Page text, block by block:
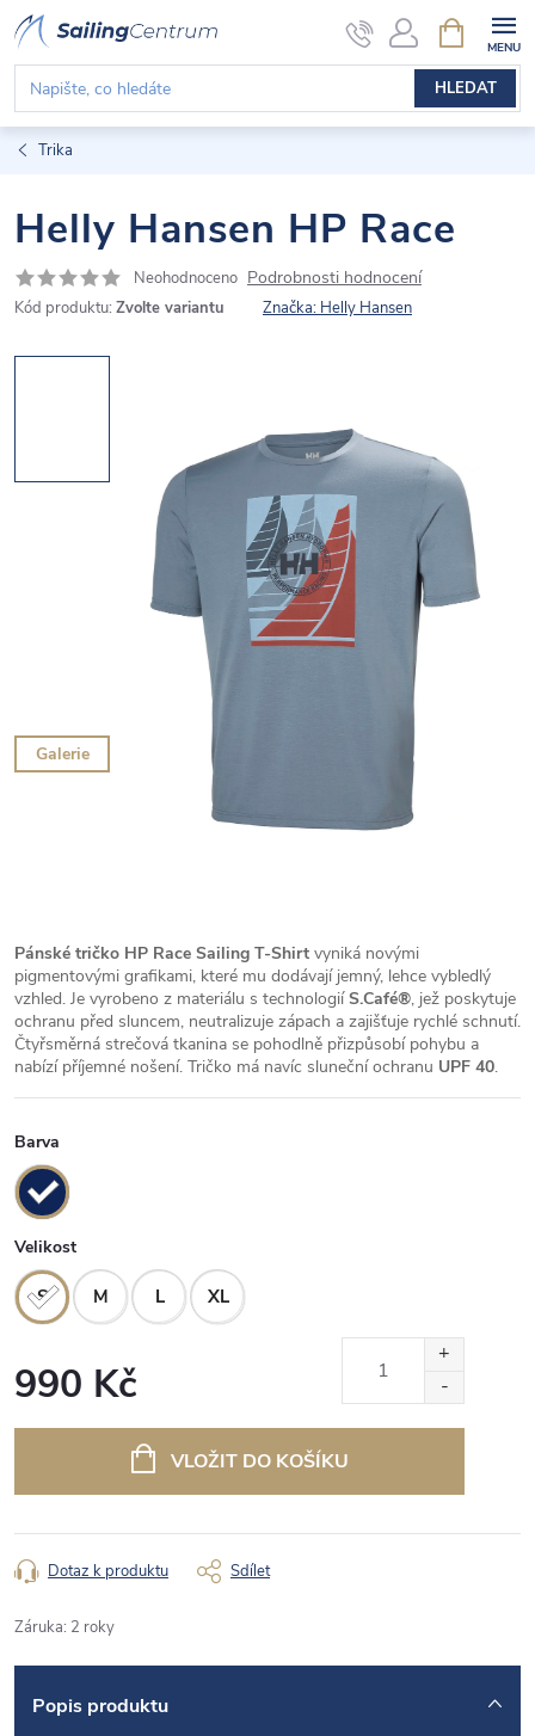
Přejít
na
obsah
HLEDAT
NÁKUPNÍ
KOŠÍK
Trika
Helly Hansen HP Race
Neohodnoceno Podrobnosti hodnocení
Kód produktu: Zvolte variantu Značka: Helly Hansen
Galerie
Pánské tričko HP Race Sailing T-Shirt vyniká novými
pigmentovými grafikami, které mu dodávají jemný, lehce vybledlý
vzhled. Je vyrobeno z materiálu s technologiíS.Café®, jež poskytuje
ochranu před sluncem, neutralizuje zápach a zajišťuje rychlé schnutí.
Čtyřsměrná strečová tkanina se pohodlně přizpůsobí pohybu a
nabízí příjemné nošení. Tričko má navíc sluneční ochranu UPF 40.
Barva
Velikost
S M L XL
990 Kč
VLOŽIT DO KOŠÍKU
Dotaz k produktu Sdílet
Záruka: 2 roky
Popis produktu